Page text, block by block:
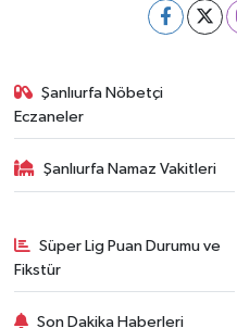
Şanlıurfa Nöbetçi
Eczaneler
Şanlıurfa Namaz Vakitleri
Süper Lig Puan Durumu ve
Fikstür
Son Dakika Haberleri